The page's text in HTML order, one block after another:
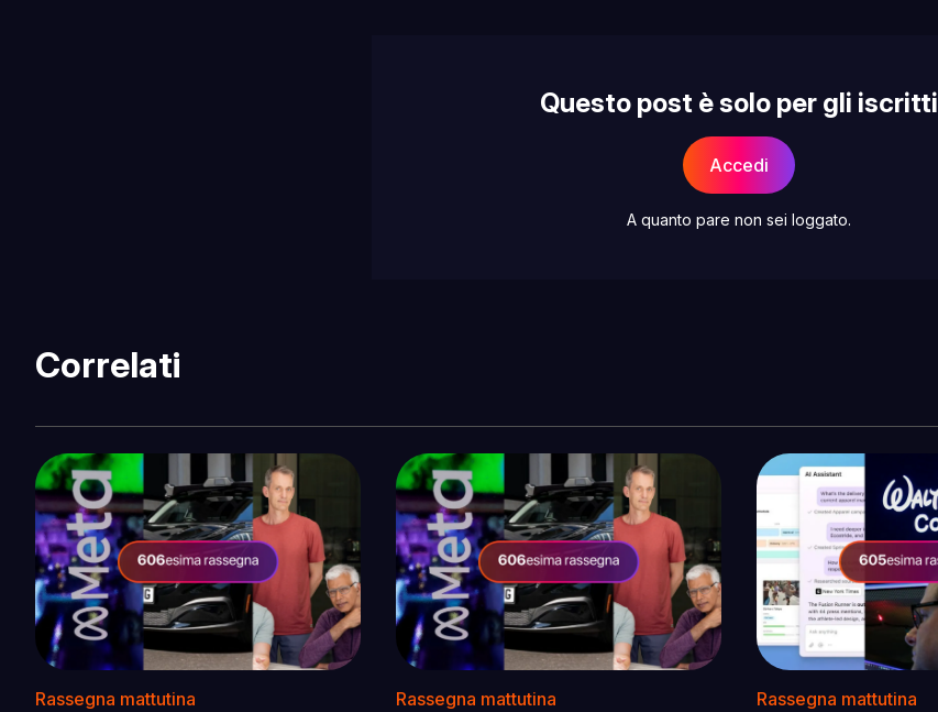
Questo post è solo per gli iscritti
Accedi
A quanto pare non sei loggato.
Correlati
Rassegna mattutina Rassegna mattutina Rassegna mattutina